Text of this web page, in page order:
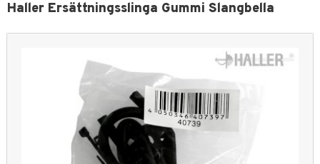
Haller Ersättningsslinga Gummi Slangbella